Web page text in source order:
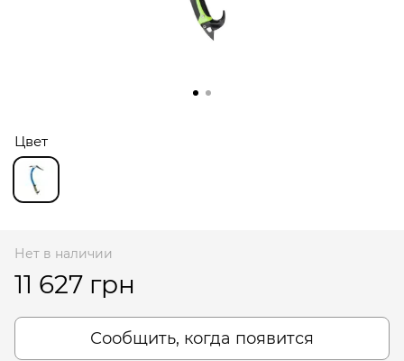
Цвет
Нет в наличии
11 627 грн
Сообщить, когда появится